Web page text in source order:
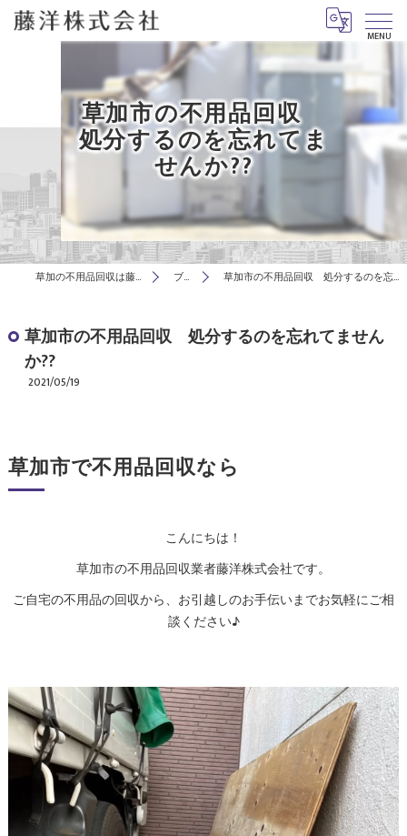
MENU
草加市の不用品回収
処分するのを忘れてま
せんか??
草加の不用品回収は藤洋株式会社 ブログ 草加市の不用品回収 処分するのを忘れてませんか??
草加市の不用品回収 処分するのを忘れてません
か??
2021/05/19
草加市で不用品回収なら
こんにちは！
草加市の不用品回収業者藤洋株式会社です。
ご自宅の不用品の回収から、お引越しのお手伝いまでお気軽にご相
談ください♪